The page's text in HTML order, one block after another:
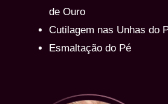
de Ouro
Cutilagem nas Unhas do
Esmaltação do Pé